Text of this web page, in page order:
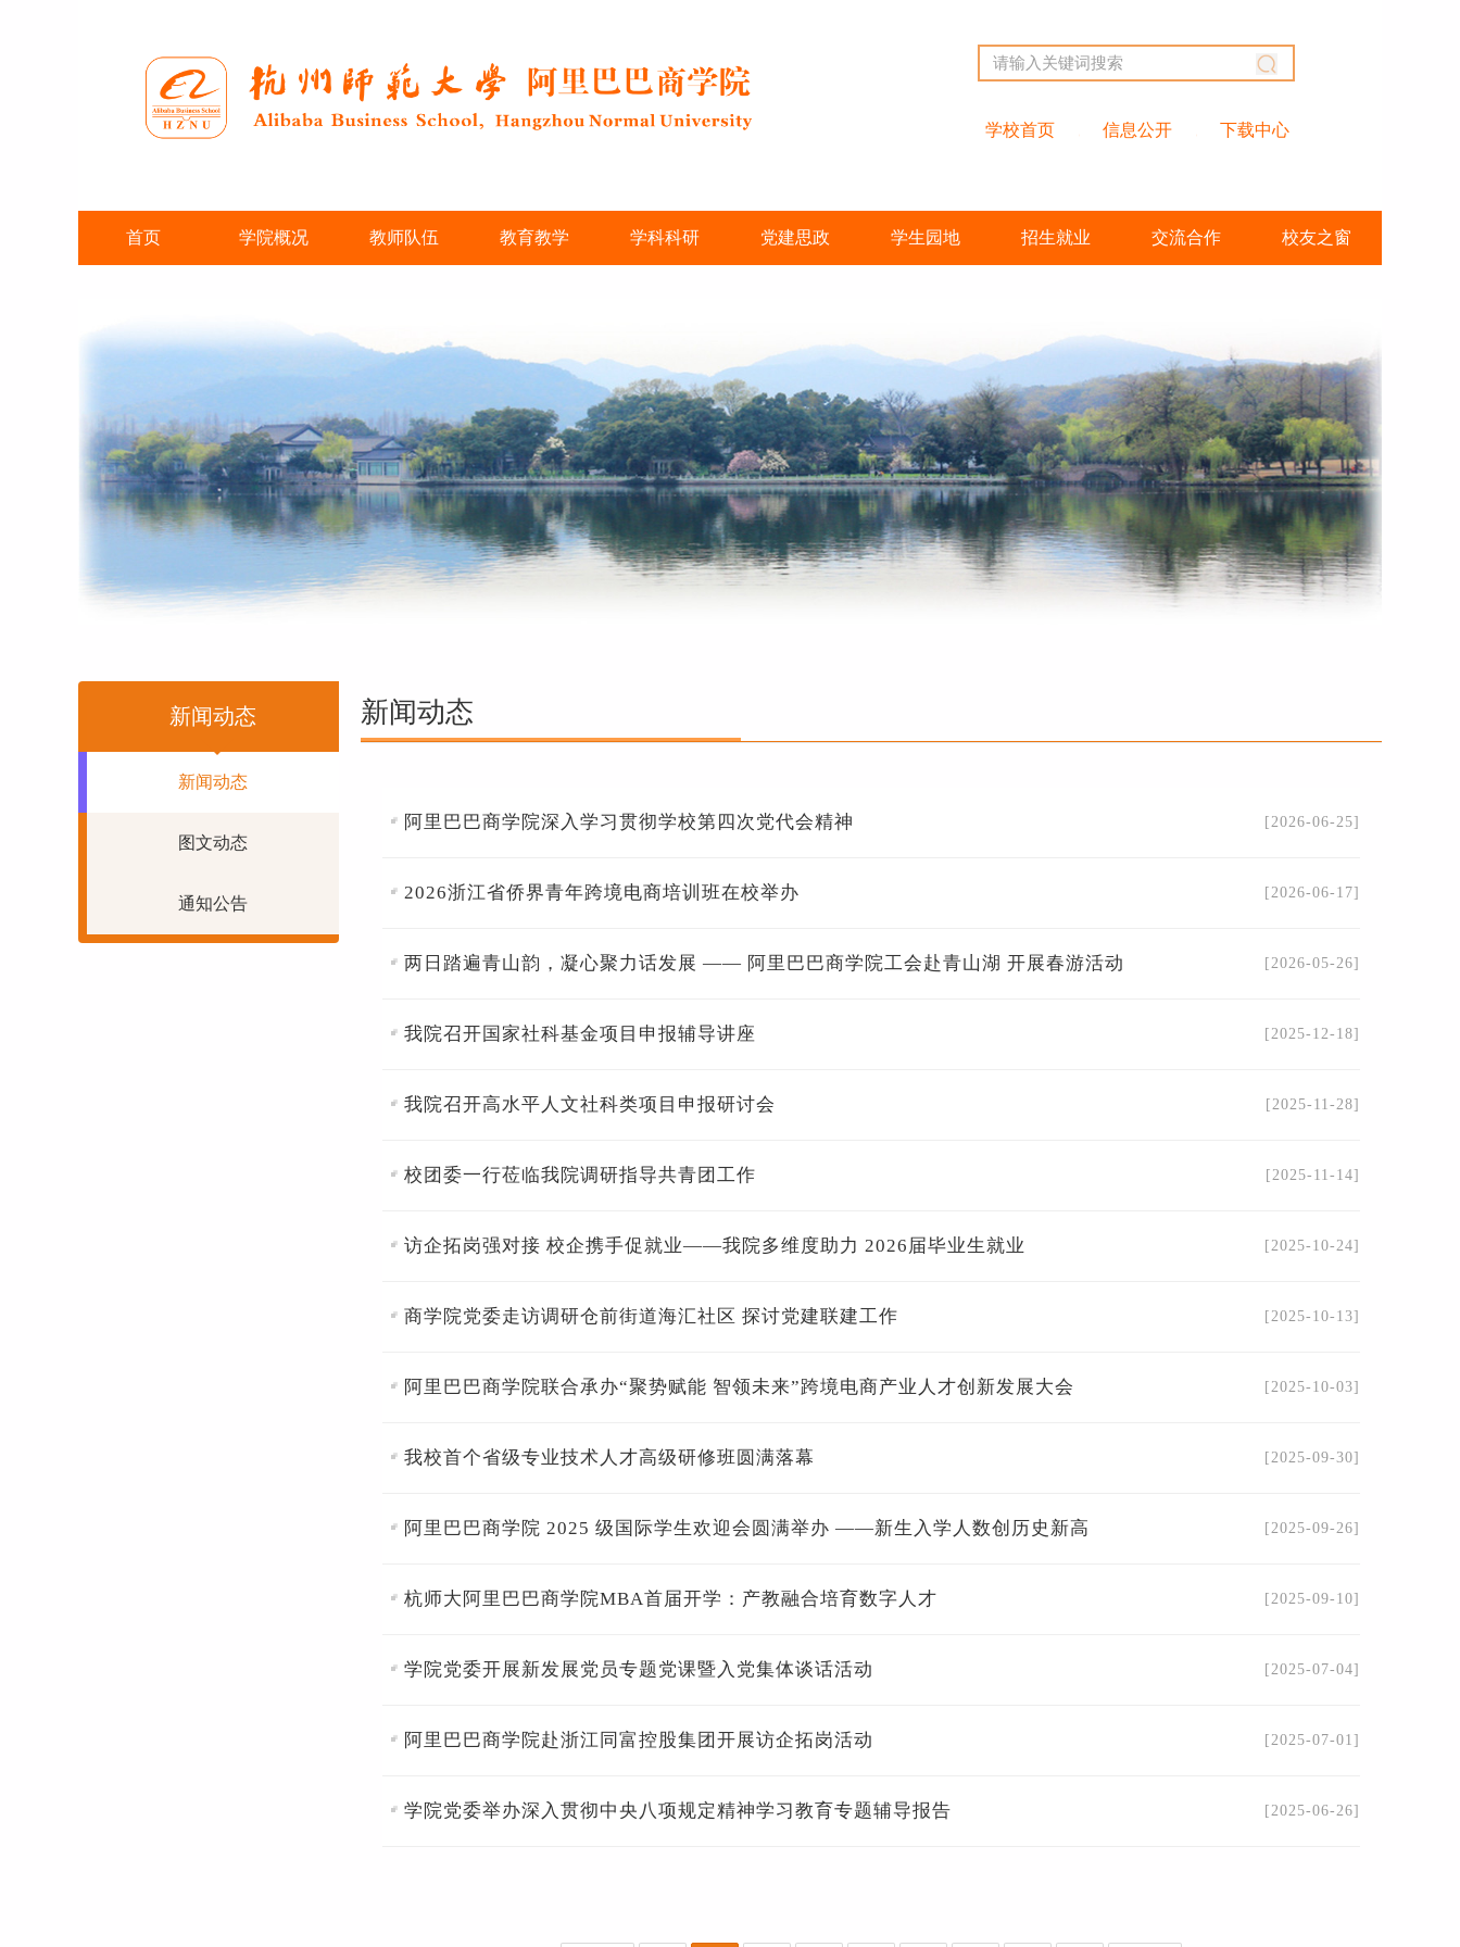
学校首页 信息公开 下载中心
首页 学院概况 教师队伍 教育教学 学科科研 党建思政 学生园地 招生就业 交流合作 校友之窗
新闻动态
新闻动态
图文动态
通知公告
新闻动态
‌阿里巴巴商学院深入学习贯彻学校第四次党代会精神 [2026-06-25]
2026浙江省侨界青年跨境电商培训班在校举办 [2026-06-17]
两日踏遍青山韵，凝心聚力话发展 —— 阿里巴巴商学院工会赴青山湖 开展春游活动 [2026-05-26]
我院召开国家社科基金项目申报辅导讲座 [2025-12-18]
我院召开高水平人文社科类项目申报研讨会 [2025-11-28]
校团委一行莅临我院调研指导共青团工作 [2025-11-14]
访企拓岗强对接 校企携手促就业——我院多维度助力 2026届毕业生就业 [2025-10-24]
商学院党委走访调研仓前街道海汇社区 探讨党建联建工作 [2025-10-13]
阿里巴巴商学院联合承办“聚势赋能 智领未来”跨境电商产业人才创新发展大会 [2025-10-03]
我校首个省级专业技术人才高级研修班圆满落幕 [2025-09-30]
阿里巴巴商学院 2025 级国际学生欢迎会圆满举办 ——新生入学人数创历史新高 [2025-09-26]
杭师大阿里巴巴商学院MBA首届开学：产教融合培育数字人才 [2025-09-10]
学院党委开展新发展党员专题党课暨入党集体谈话活动 [2025-07-04]
阿里巴巴商学院赴浙江同富控股集团开展访企拓岗活动 [2025-07-01]
学院党委举办深入贯彻中央八项规定精神学习教育专题辅导报告 [2025-06-26]